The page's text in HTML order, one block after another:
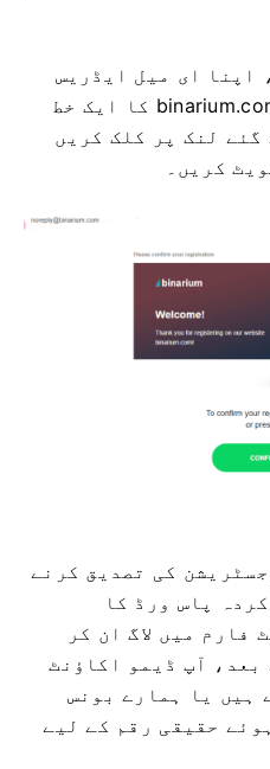
اپنا ای میل ایڈریس
چیک کریں۔ وہاں آپ کو binarium.com کا ایک خط
لنک پر کلک کریں
کریں۔
کی تصدیق کرنے
پاس ورڈ کا
فارم میں لاگ ان کر
بعد، آپ ڈیمو اکاؤنٹ
ہیں یا ہمارے بونس
حقیقی رقم کے لیے